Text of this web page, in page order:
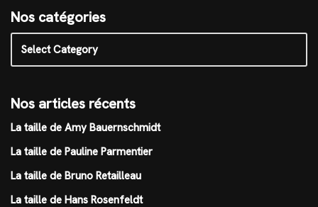
Nos catégories
Nos articles récents
La taille de Amy Bauernschmidt
La taille de Pauline Parmentier
La taille de Bruno Retailleau
La taille de Hans Rosenfeldt